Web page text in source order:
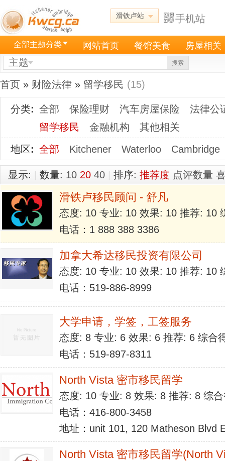
滑铁卢站 手机站
全部主题分类 网站首页 餐馆美食 房屋相关
主题 搜索
首页 » 财险法律 » 留学移民 (15)
分类: 全部 保险理财 汽车房屋保险
法律公
留学移民
金融机构
其他相关
地区: 全部 Kitchener Waterloo Cambridge
显示: 数量: 10 20 40 排序: 推荐度 点评数量
滑铁卢移民顾问 - 舒凡
态度: 10 专业: 10 效果: 10 推荐: 10
电话：1 888 388 3386
加拿大希达移民投资有限公司
态度: 10 专业: 10 效果: 10 推荐: 10
电话：519-886-8999
大学申请，学签，工签服务
态度: 8 专业: 6 效果: 6 推荐: 6 综合
电话：519-897-8311
North Vista 密市移民留学
态度: 10 专业: 8 效果: 8 推荐: 8 综
电话：416-800-3458
地址：unit 101, 120 Matheson Blvd
North Vista 密市移民留学(North